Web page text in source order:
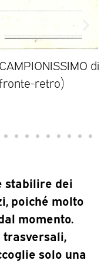
di
retro)
stabilire dei
poiché molto
momento.
solo una